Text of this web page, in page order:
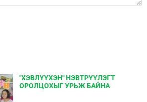
"ХЭВЛҮҮХЭН" НЭВТРҮҮЛЭГТ
ОРОЛЦОХЫГ УРЬЖ БАЙНА